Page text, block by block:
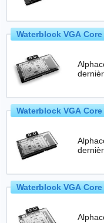
Waterblock VGA
Waterblock VGA
Waterblock VGA